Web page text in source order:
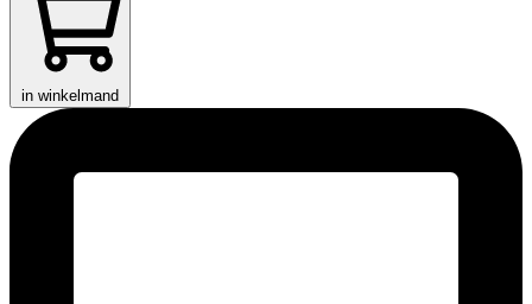
in winkelmand